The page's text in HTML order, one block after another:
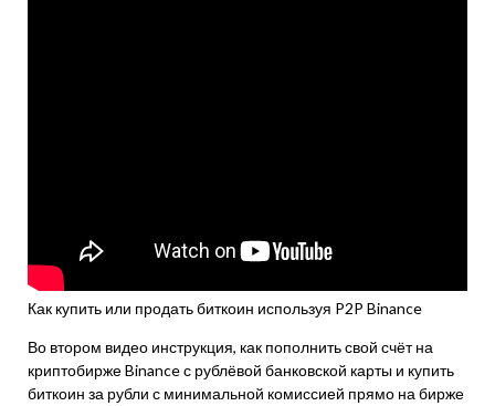
Как купить или продать биткоин используя P2P Binance
Во втором видео инструкция, как пополнить свой счёт на
криптобирже Binance с рублёвой банковской карты и купить
биткоин за рубли с минимальной комиссией прямо на бирже